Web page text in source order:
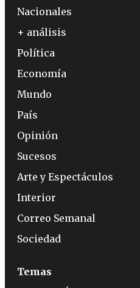
Nacionales
+ análisis
Política
Economía
Mundo
País
Opinión
Sucesos
Arte y Espectáculos
Interior
Correo Semanal
Sociedad
Temas